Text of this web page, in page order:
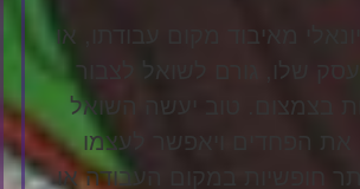
מאיבוד מקום עבודתו, או
שלו, גורם לשואל לצבור
בצמצום. טוב יעשה השואל
את הפחדים ויאפשר לעצמו
חופשיות במקום העבודה או